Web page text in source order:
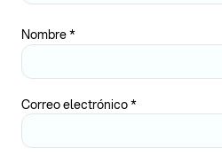
Nombre*
Correo electrónico*